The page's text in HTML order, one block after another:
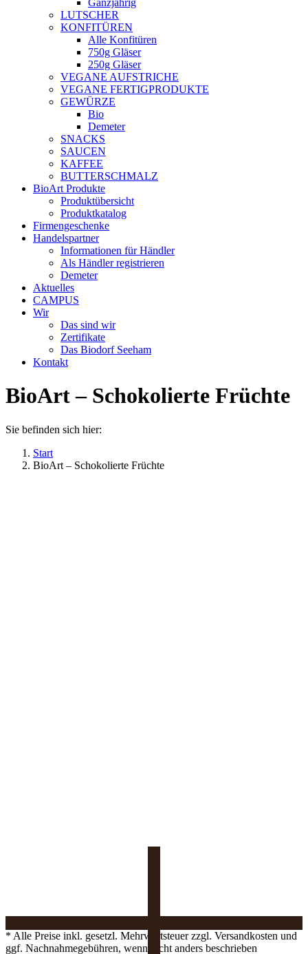
Ganzjährig
LUTSCHER
KONFITÜREN
Alle Konfitüren
750g Gläser
250g Gläser
VEGANE AUFSTRICHE
VEGANE FERTIGPRODUKTE
GEWÜRZE
Bio
Demeter
SNACKS
SAUCEN
KAFFEE
BUTTERSCHMALZ
BioArt Produkte
Produktübersicht
Produktkatalog
Firmengeschenke
Handelspartner
Informationen für Händler
Als Händler registrieren
Demeter
Aktuelles
CAMPUS
Wir
Das sind wir
Zertifikate
Das Biodorf Seeham
Kontakt
BioArt – Schokolierte Früchte
Sie befinden sich hier:
Start
BioArt – Schokolierte Früchte
* Alle Preise inkl. gesetzl. Mehrwertsteuer zzgl. Versandkosten und
ggf. Nachnahmegebühren, wenn nicht anders beschrieben